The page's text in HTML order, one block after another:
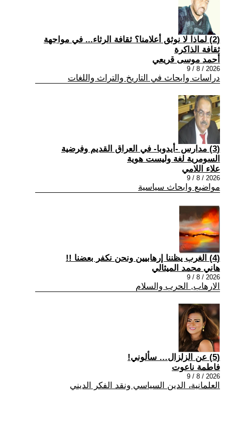
(2) لماذا لا نوثق أعلامنا؟ ثقافة الرثاء... في مواجهة
ثقافة الذاكرة
أحمد موسى قريعي
2026 / 8 / 9
دراسات وابحاث في التاريخ والتراث واللغات
(3) مدارس -أيدوبا- في العراق القديم وفرضية
السومرية لغة وليست هوية
علاء اللامي
2026 / 8 / 9
مواضيع وابحاث سياسية
(4) الغرب يظننا إرهابيين ونحن نكفر بعضنا !!
هاني محمد الميثالي
2026 / 8 / 9
الارهاب, الحرب والسلام
(5) عن الزلزال… سألوني!
فاطمة ناعوت
2026 / 8 / 9
العلمانية، الدين السياسي ونقد الفكر الديني